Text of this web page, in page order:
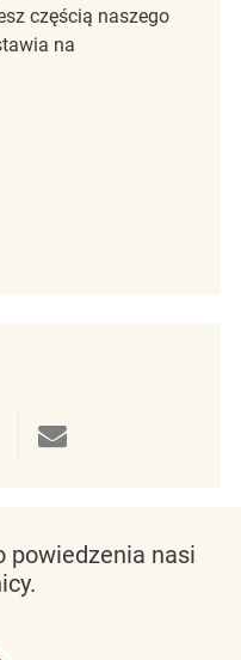
częścią naszego
na
REQ131536
Associate
LinkedIn
przezprzez
powiedzenia nasi